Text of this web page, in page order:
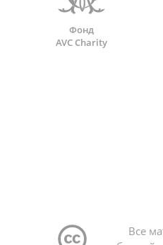
Фонд
AVC Charity
Все